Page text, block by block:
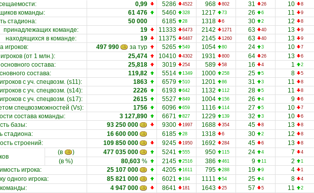
: 0,99 4522
5286 802
968 26
31 8
10
команды:
61 476 328
5460 73
1217 6
26 9
11
стадиона: 50 000 28
6185 6
1318 2
30 8
12
принадлежащих команде: 19 6473
11333 1271
2142 40
63 9
13
находящихся в команде: 19 6487
11375 1260
2145 40
63 9
13
игроков: 497 990 за тур 549
5265 80
1054 3
24 7
10
(от 1 млн.): 25,474 4302
10410 800
1931 26
64 6
13
состава: 25,818 254
3019 58
589 4
16 2
1
состава: 119,82 1349
5514 258
1000 5
25 5
8
с уч. спецвозм. (s11): 1863 510
6579 86
1201 3
31 8
11
с уч. спецвозм. (s14): 2226 642
6193 112
1132 5
28 8
11
с уч. спецвозм. (s17): 2615 849
5527 156
1004 4
26 6
9
спецвозможностей (Vs): 1756 659
6096 114
1116 5
27 7
10
состава команды: 3 127,890 827
6671 139
1229 3
32 6
10
базы: 93 250 000 1997
9300 354
1688 8
45 8
13
стадиона: 16 600 000 28
6185 6
1318 2
30 8
12
строений: 109 850 000 1950
9245 284
1692 6
45 8
13
(в ) 477 035 000 555
5241 115
950 4
24 4
7
(в %)
80,603 % 2516
2145 461
386 11
9 1
2
игрока: 25 107 000 1611
4205 288
795 9
19 1
4
одного игрока: 85 821 000 194
6021 54
1111 4
25 4
8
команды: 4 947 000 181
8641 25
1643 5
57 2
11